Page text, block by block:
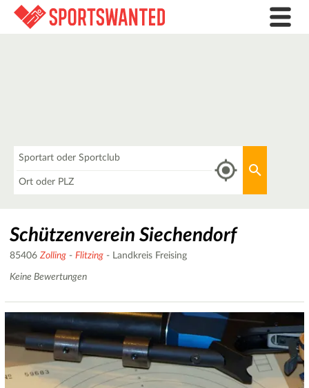
Schützenverein Siechendorf
85406 Zolling - Flitzing - Landkreis Freising
Keine Bewertungen